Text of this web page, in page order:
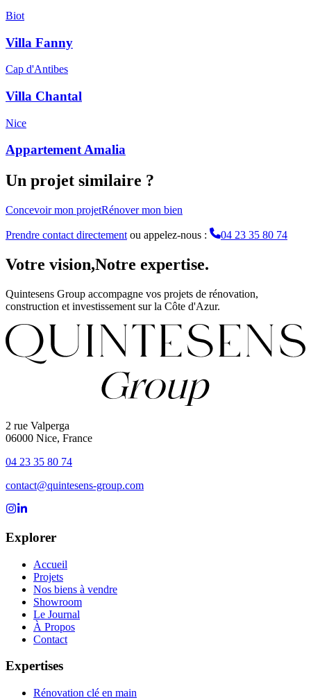
Biot
Villa Fanny
Cap d'Antibes
Villa Chantal
Nice
Appartement Amalia
Un projet similaire ?
Concevoir mon projetRénover mon bien
Prendre contact directement ou appelez-nous : 04 23 35 80 74
Votre vision,Notre expertise.
Quintesens Group accompagne vos projets de rénovation,
construction et investissement sur la Côte d'Azur.
2 rue Valperga
06000 Nice, France
04 23 35 80 74
contact@quintesens-group.com
Suivez-nous sur Instagram
Explorer
Accueil
Projets
Nos biens à vendre
Showroom
Le Journal
À Propos
Contact
Expertises
Rénovation clé en main